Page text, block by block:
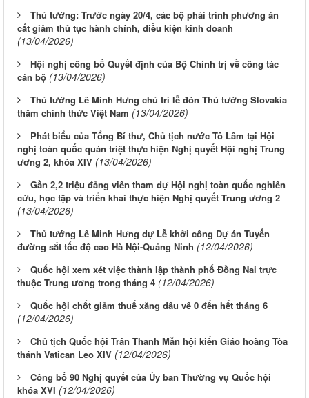
Thủ tướng: Trước ngày 20/4, các bộ phải trình phương án
cắt giảm thủ tục hành chính, điều kiện kinh doanh
(13/04/2026)
Hội nghị công bố Quyết định của Bộ Chính trị về công tác
cán bộ (13/04/2026)
Thủ tướng Lê Minh Hưng chủ trì lễ đón Thủ tướng Slovakia
thăm chính thức Việt Nam (13/04/2026)
Phát biểu của Tổng Bí thư, Chủ tịch nước Tô Lâm tại Hội
nghị toàn quốc quán triệt thực hiện Nghị quyết Hội nghị Trung
ương 2, khóa XIV (13/04/2026)
Gần 2,2 triệu đảng viên tham dự Hội nghị toàn quốc nghiên
cứu, học tập và triển khai thực hiện Nghị quyết Trung ương 2
(13/04/2026)
Thủ tướng Lê Minh Hưng dự Lễ khởi công Dự án Tuyến
đường sắt tốc độ cao Hà Nội-Quảng Ninh (12/04/2026)
Quốc hội xem xét việc thành lập thành phố Đồng Nai trực
thuộc Trung ương trong tháng 4 (12/04/2026)
Quốc hội chốt giảm thuế xăng dầu về 0 đến hết tháng 6
(12/04/2026)
Chủ tịch Quốc hội Trần Thanh Mẫn hội kiến Giáo hoàng Tòa
thánh Vatican Leo XIV (12/04/2026)
Công bố 90 Nghị quyết của Ủy ban Thường vụ Quốc hội
khóa XVI (12/04/2026)